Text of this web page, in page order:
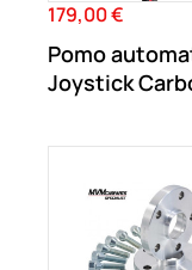
Precio
179,00 €
Pomo
Joystick